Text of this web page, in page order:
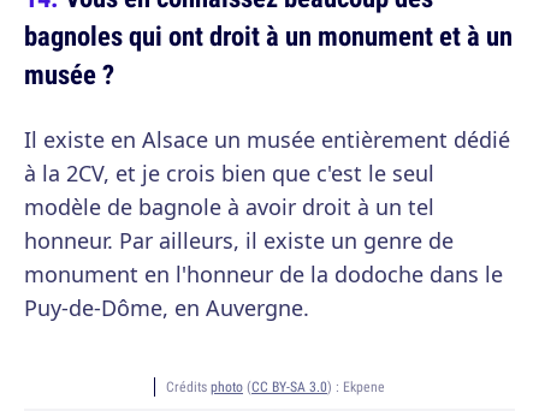
bagnoles qui ont droit à un monument et à un
musée ?
Il existe en Alsace un musée entièrement dédié
à la 2CV, et je crois bien que c'est le seul
modèle de bagnole à avoir droit à un tel
honneur. Par ailleurs, il existe un genre de
monument en l'honneur de la dodoche dans le
Puy-de-Dôme, en Auvergne.
Crédits photo (CC BY-SA 3.0) : Ekpene